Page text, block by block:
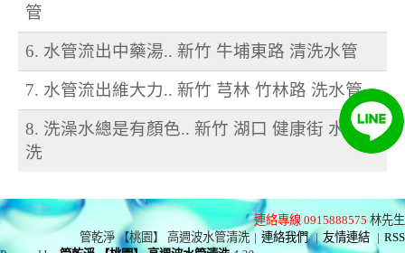
管
6. 水管流出中藥湯.. 新竹 牛埔東路 清洗水管
7. 水管流出維大力.. 新竹 芎林 竹林路 洗水管
8. 洗澡水總是有顏色.. 新竹 湖口 健康街 水管清
洗
連絡專線 0915888575 林先生
管乾淨 【桃園】 高週波水管清洗 | 連絡我們 | 友情連結 | RSS